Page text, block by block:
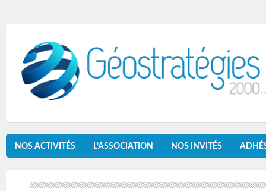
NOS ACTIVITÉS L’ASSOCIATION NOS INVITÉS